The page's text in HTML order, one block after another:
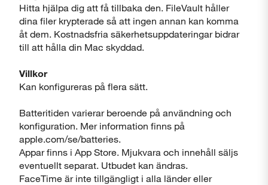
Hitta hjälpa dig att få tillbaka den. FileVault håller
dina filer krypterade så att ingen annan kan komma
åt dem. Kostnadsfria säkerhetsuppdateringar bidrar
till att hålla din Mac skyddad.
Villkor
Kan konfigureras på flera sätt.
Batteritiden varierar beroende på användning och
konfiguration. Mer information finns på
apple.com/se/batteries.
Appar finns i App Store. Mjukvara och innehåll säljs
eventuellt separat. Utbudet kan ändras.
FaceTime är inte tillgängligt i alla länder eller